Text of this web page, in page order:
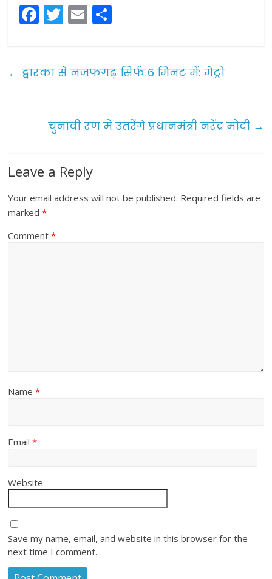
F
a
e
o
T
w
er
E
m
l e
← द्वारका से नजफगढ़ सिर्फ 6 मिनट में: मेट्रो
चुनावी रण में उतरेंगे प्रधानमंत्री नरेंद्र मोदी →
Leave a Reply
Your email address will not be published. Required fields are
marked*
Comment*
Name*
Email*
Website
Save my name, email, and website in this browser for the
next time I comment.